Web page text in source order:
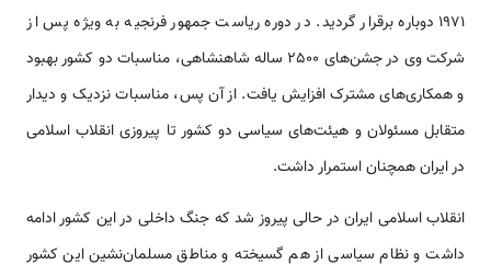
1971 دوباره برقرار گردید. در دوره ریاست جمهور فرنجیه به ویژه پس از
شرکت وی در جشن‌های 2500 ساله شاهنشاهی، مناسبات دو کشور بهبود
و همکاری‌های مشترک افزایش یافت. از آن پس، مناسبات نزدیک و دیدار
متقابل مسئولان و هیئت‌های سیاسی دو کشور تا پیروزی انقلاب اسلامی‌
در ایران همچنان استمرار داشت.
انقلاب اسلامی‌ ایران در حالی پیروز شد که جنگ داخلی در این کشور ادامه
داشت و نظام سیاسی از هم گسیخته و مناطق مسلمان‌نشین این کشور